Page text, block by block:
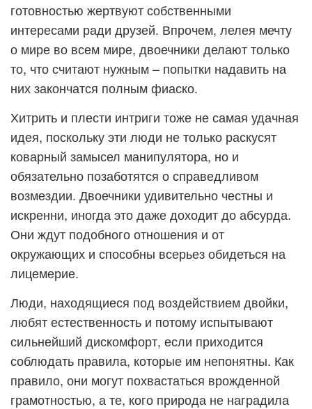
готовностью жертвуют собственными
интересами ради друзей. Впрочем, лелея мечту
о мире во всем мире, двоечники делают только
то, что считают нужным – попытки надавить на
них закончатся полным фиаско.
Хитрить и плести интриги тоже не самая удачная
идея, поскольку эти люди не только раскусят
коварный замысел манипулятора, но и
обязательно позаботятся о справедливом
возмездии. Двоечники удивительно честны и
искренни, иногда это даже доходит до абсурда.
Они ждут подобного отношения и от
окружающих и способны всерьез обидеться на
лицемерие.
Люди, находящиеся под воздействием двойки,
любят естественность и потому испытывают
сильнейший дискомфорт, если приходится
соблюдать правила, которые им непонятны. Как
правило, они могут похвастаться врожденной
грамотностью, а те, кого природа не наградила